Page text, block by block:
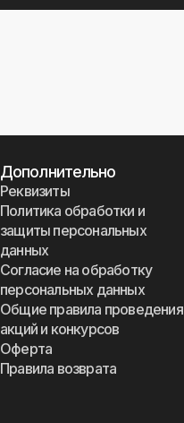
Дополнительно
Реквизиты
Политика обработки и
защиты персональных
данных
Согласие на обработку
персональных данных
Общие правила проведения
акций и конкурсов
Оферта
Правила возврата